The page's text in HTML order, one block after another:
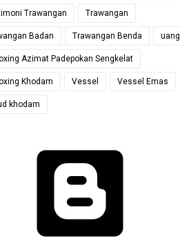
Trawangan Trawangan
Badan Trawangan Benda uang
Azimat Padepokan Sengkelat
Khodam Vessel Vessel Emas
khodam